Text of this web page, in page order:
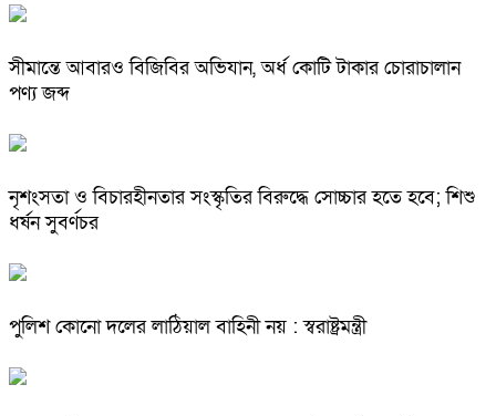
সীমান্তে আবারও বিজিবির অভিযান, অর্ধ কোটি টাকার চোরাচালান
পণ্য জব্দ
নৃশংসতা ও বিচারহীনতার সংস্কৃতির বিরুদ্ধে সোচ্চার হতে হবে; শিশু
ধর্ষন সুবর্ণচর
পুলিশ কোনো দলের লাঠিয়াল বাহিনী নয় : স্বরাষ্ট্রমন্ত্রী